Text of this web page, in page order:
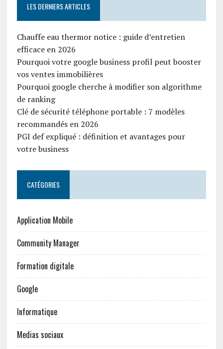
LES DERNIERS ARTICLES
Chauffe eau thermor notice : guide d’entretien
efficace en 2026
Pourquoi votre google business profil peut booster
vos ventes immobilières
Pourquoi google cherche à modifier son algorithme
de ranking
Clé de sécurité téléphone portable : 7 modèles
recommandés en 2026
PGI def expliqué : définition et avantages pour
votre business
CATÉGORIES
Application Mobile
Community Manager
Formation digitale
Google
Informatique
Medias sociaux